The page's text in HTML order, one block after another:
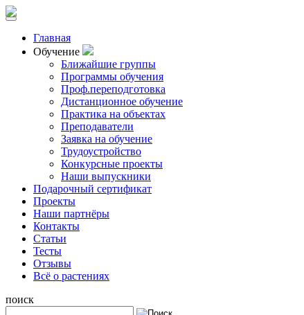
Главная
Обучение
Ближайшие группы
Программы обучения
Проф.переподготовка
Дистанционное обучение
Практика на объектах
Преподаватели
Заявка на обучение
Трудоустройство
Конкурсные проекты
Наши выпускники
Подарочный сертификат
Проекты
Наши партнёры
Контакты
Статьи
Тесты
Отзывы
Всё о растениях
поиск